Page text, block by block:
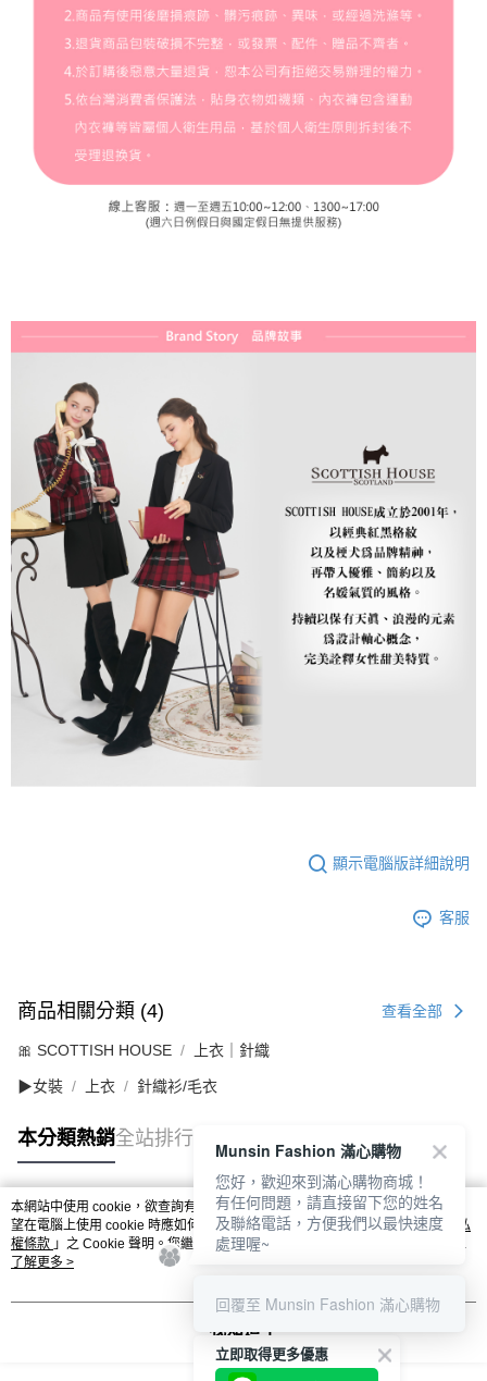
顯示電腦版詳細說明
客服
商品相關分類 (4) 查看全部
🎀 SCOTTISH HOUSE 上衣｜針織
▶女裝 上衣 針織衫/毛衣
本分類熱銷全站排行
熱門標籤
本網站中使用 cookie，欲查詢有關本網站使用 cookie 方式之詳情，及若您不希
望在電腦上使用 cookie 時應如何變更電腦的 cookie 設定，請參閱本網站「
隱私
權條款 」之 Cookie 聲明。您繼續使用本網站即表示您同意本公司得按本網站使
用條款之 Cookie 聲明使用 cookie。
了解更多 >
我知道了
立即取得更多優惠
Munsin Fashion 滿心購物
您好，歡迎來到滿心購物商城！
有任何問題，請直接留下您的姓名
及聯絡電話，方便我們以最快速度
處理喔~
回覆至 Munsin Fashion 滿心購物